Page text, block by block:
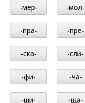
-мер- -мол-
-пра- -пре-
-ска- -сли-
-фи- -ча-
-ши- -ща-